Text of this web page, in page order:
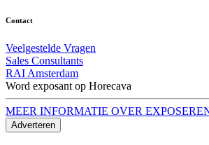
Contact
Veelgestelde Vragen
Sales Consultants
RAI Amsterdam
Word exposant op Horecava
MEER INFORMATIE OVER
Adverteren